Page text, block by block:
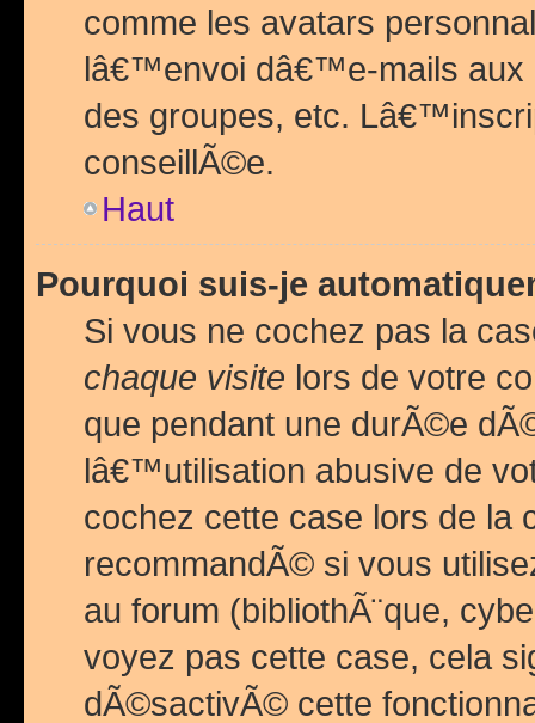
comme les avatars
lâ€™envoi dâ€™e-mails
des groupes, etc.
conseillÃ©e.
Haut
Pourquoi suis-je
Si vous ne cochez pas la
chaque visite lors de votre
que pendant une durÃ©e
lâ€™utilisation abusive de
cochez cette case lors de
recommandÃ© si vous
au forum (bibliothÃ¨que,
voyez pas cette case, cela
dÃ©sactivÃ© cette